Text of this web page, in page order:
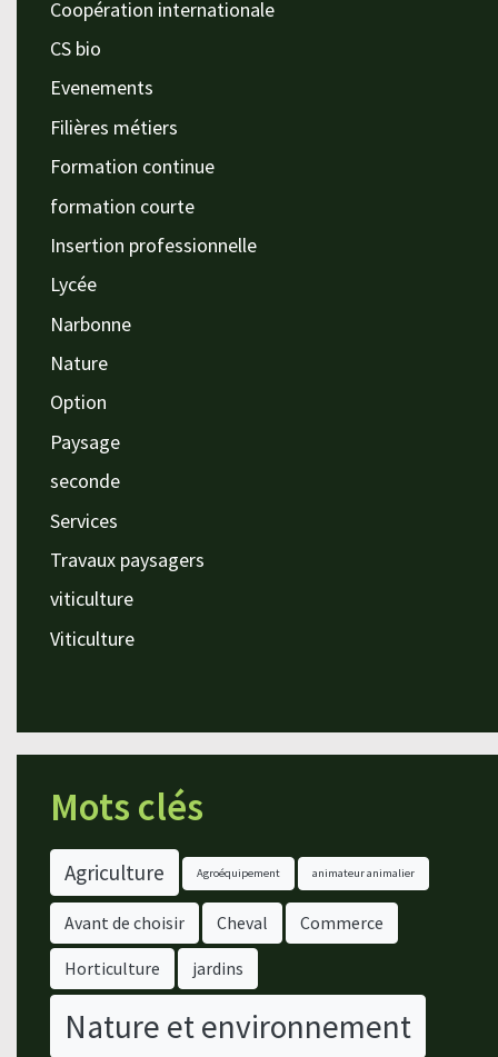
Coopération internationale
CS bio
Evenements
Filières métiers
Formation continue
formation courte
Insertion professionnelle
Lycée
Narbonne
Nature
Option
Paysage
seconde
Services
Travaux paysagers
viticulture
Viticulture
Mots clés
Agriculture Agroéquipement animateur animalier
Avant de choisir Cheval Commerce
Horticulture jardins
Nature et environnement